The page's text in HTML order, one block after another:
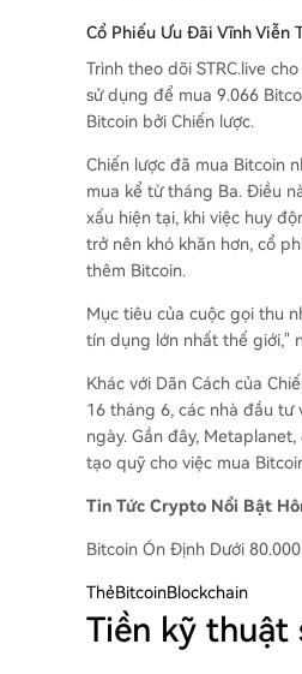
Cổ Phiếu Ưu Đãi Vĩnh Viễn
Trình theo dõi STRC.live
sử dụng để mua 9.066
Bitcoin bởi Chiến lược.
Chiến lược đã mua Bitcoin
mua kể từ tháng Ba. Điều
xấu hiện tại, khi việc huy
trở nên khó khăn hơn, cổ
thêm Bitcoin.
Mục tiêu của cuộc gọi thu
tín dụng lớn nhất thế giới,"
Khác với Dãn Cách của
16 tháng 6, các nhà đầu tư
ngày. Gần đây,
tạo quỹ cho việc mua
Tin Tức Crypto Nổi Bật
Bitcoin Ổn Định Dưới
ThẻBitcoinBlockchain
Tiền kỹ thuật